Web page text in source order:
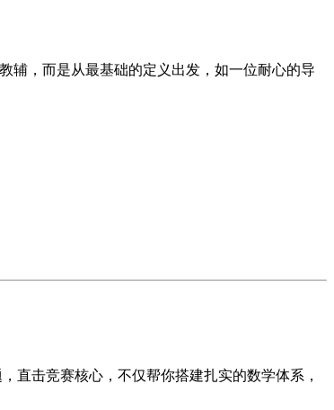
辅，而是从最基础的定义出发，如一位耐心的导
直击竞赛核心，不仅帮你搭建扎实的数学体系，